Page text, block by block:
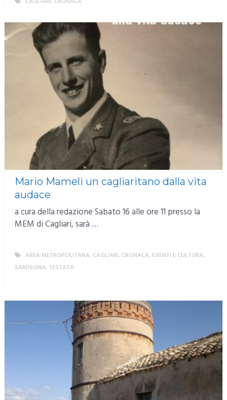
Mario Mameli un cagliaritano dalla vita
audace
a cura della redazione Sabato 16 alle ore 11 presso la
MEM di Cagliari, sarà …
AREA METROPOLITANA, CAGLIARI, CRONACA, EVENTI E CULTURA,
SARDEGNA, TESTATA